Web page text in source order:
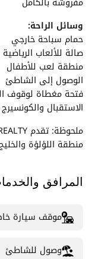
وسائل الراحة:
حمام سباحة خارجي
صالة للألعاب الرياضية
منطقة لعب للأطفال
الوصول إلى الشاطئ
فتحة مغطاة لوقوف
الاستقبال والكونسيرج
منطقة اللؤلؤة
المرافق
موقف سيارة
وصول للشاطئ